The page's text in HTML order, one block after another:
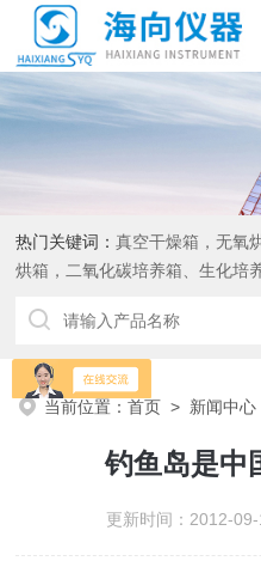
热门关键词：真空干燥箱，无氧
烘箱，二氧化碳培养箱、生化培
当前位置：首页 > 新闻中心
钓鱼岛是中
更新时间：2012-